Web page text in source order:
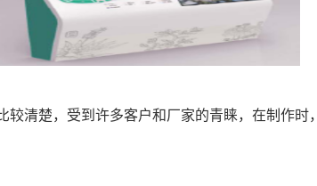
清楚，受到许多客户和厂家的青睐，在制作